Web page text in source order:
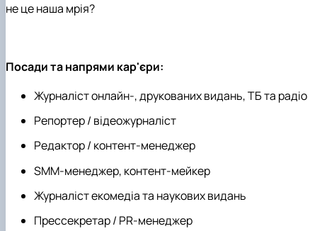
не це наша мрія?
Посади та напрями кар'єри:
Журналіст онлайн-, друкованих видань, ТБ та радіо
Репортер / відеожурналіст
Редактор / контент-менеджер
SMM-менеджер, контент-мейкер
Журналіст екомедіа та наукових видань
Прессекретар / PR-менеджер